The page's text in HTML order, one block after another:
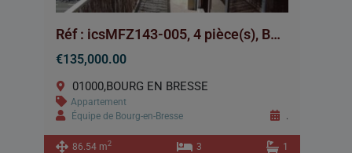
Réf : icsMFZ143-005, 4 pièce(s), BOURG EN BRESSE
€135,000.00
01000,BOURG EN BRESSE
Appartement
Équipe de Bourg-en-Bresse
86.54 m2 3 1